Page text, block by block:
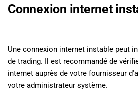
i
s
a
graphique
pris en charge
Pourquoi les utilisateurs
américains ne sont pas pris
Connexion internet
Une connexion internet instable peut
de trading. Il est recommandé de
internet auprès de votre fournisseur
votre administrateur système.